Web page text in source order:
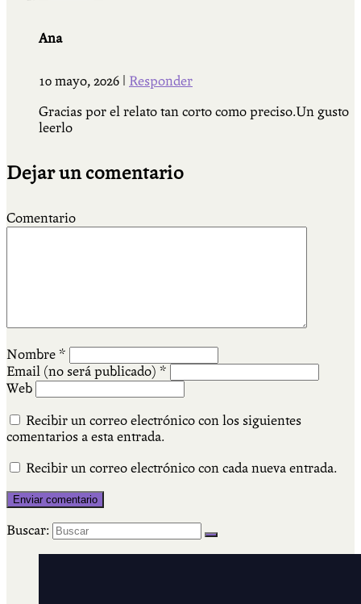
Ana
10 mayo, 2026
Responder
Gracias por el relato tan corto como preciso.Un gusto
leerlo
Dejar un comentario
Comentario
Nombre *
Email (no será publicado) *
Web
Recibir un correo electrónico con los siguientes
comentarios a esta entrada.
Recibir un correo electrónico con cada nueva entrada.
Buscar: